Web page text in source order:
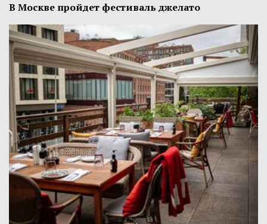
В Москве пройдет фестиваль джелато